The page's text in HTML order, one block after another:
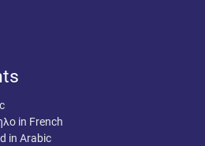
in French
in Arabic